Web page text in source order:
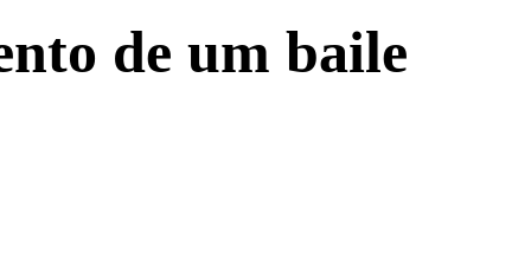
de um baile